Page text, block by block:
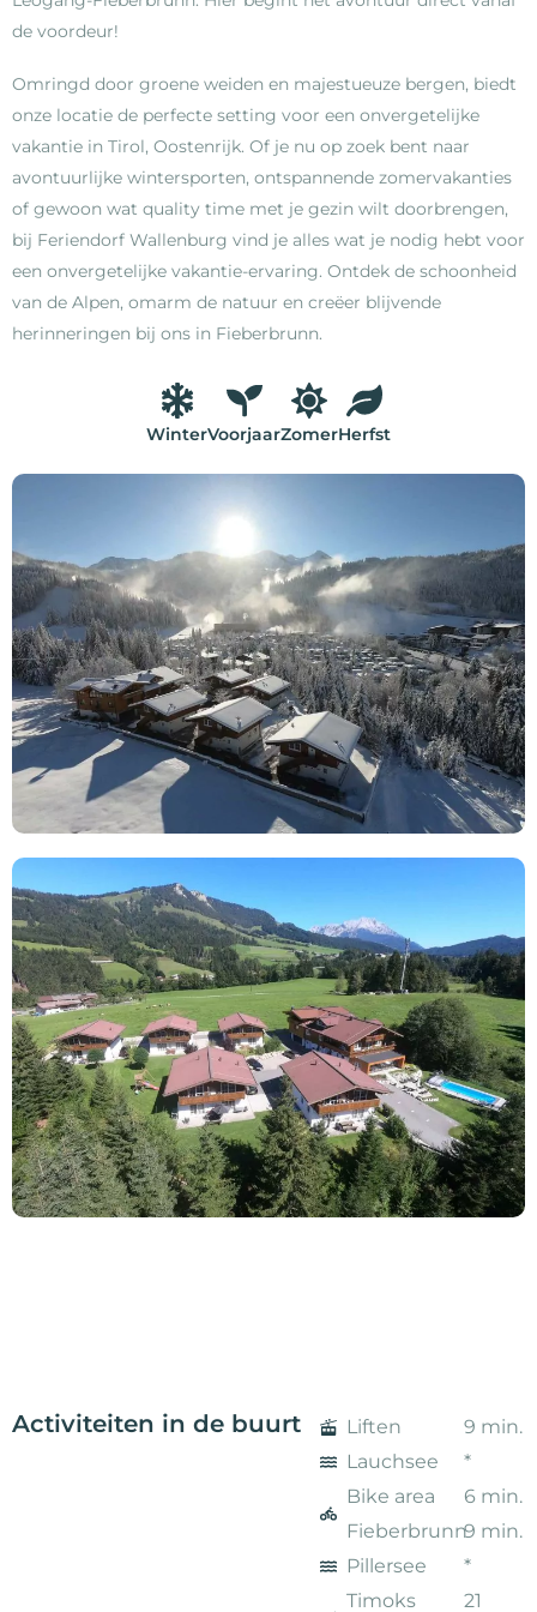
de voordeur!
Omringd door groene weiden en majestueuze bergen, biedt
onze locatie de perfecte setting voor een onvergetelijke
vakantie in Tirol, Oostenrijk. Of je nu op zoek bent naar
avontuurlijke wintersporten, ontspannende zomervakanties
of gewoon wat quality time met je gezin wilt doorbrengen,
bij Feriendorf Wallenburg vind je alles wat je nodig hebt voor
een onvergetelijke vakantie-ervaring. Ontdek de schoonheid
van de Alpen, omarm de natuur en creëer blijvende
herinneringen bij ons in Fieberbrunn.
WinterVoorjaarZomerHerfst
Activiteiten in de buurt
Liften
Lauchsee
Bike area
Fieberbrunn
Pillersee
Timoks
9 min.
*
6 min.
9 min.
*
21